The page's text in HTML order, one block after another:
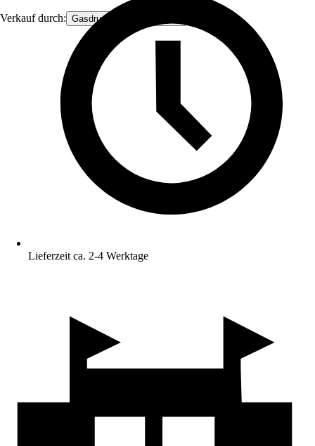
Verkauf durch: Gasdruckfeder Großhandel
Lieferzeit ca. 2-4 Werktage